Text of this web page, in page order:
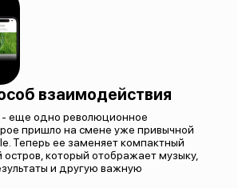
взаимодействия
- еще одно революционное
пришло на смене уже привычной
Теперь ее заменяет компактный
который отображает музыку,
и другую важную